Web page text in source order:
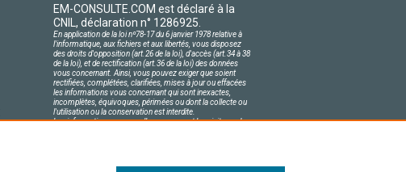
EM-CONSULTE.COM est déclaré à la
CNIL, déclaration n° 1286925.
En application de la loi nº78-17 du 6 janvier 1978 relative à
l'informatique, aux fichiers et aux libertés, vous disposez
des droits d'opposition (art.26 de la loi), d'accès (art.34 à 38
de la loi), et de rectification (art.36 de la loi) des données
vous concernant. Ainsi, vous pouvez exiger que soient
rectifiées, complétées, clarifiées, mises à jour ou effacées
les informations vous concernant qui sont inexactes,
incomplètes, équivoques, périmées ou dont la collecte ou
l'utilisation ou la conservation est interdite.
Les informations personnelles concernant les visiteurs de